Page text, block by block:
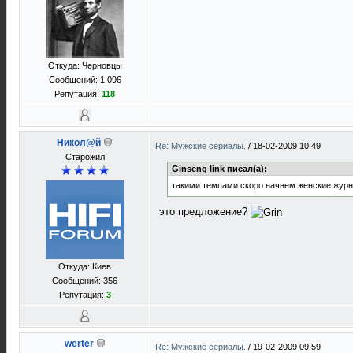
Откуда: Черновцы
Сообщений: 1 096
Репутация: 118
Никол@й
Старожил
Откуда: Киев
Сообщений: 356
Репутация: 3
Re: Мужские сериалы. / 18-02-2009 10:49
Ginseng link писал(а):
такими темпами скоро начнем женские
это предложение?
werter Re: Мужские сериалы. / 19-02-2009 09:59